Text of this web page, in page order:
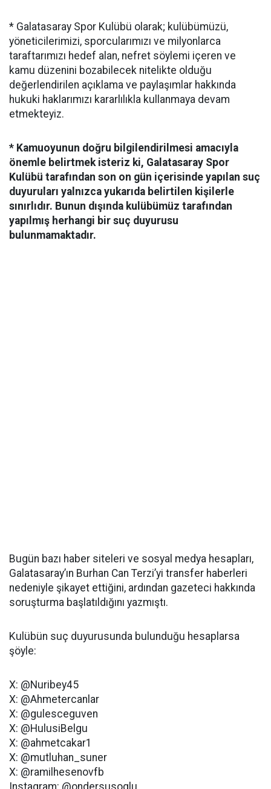
* Galatasaray Spor Kulübü olarak; kulübümüzü,
yöneticilerimizi, sporcularımızı ve milyonlarca
taraftarımızı hedef alan, nefret söylemi içeren ve
kamu düzenini bozabilecek nitelikte olduğu
değerlendirilen açıklama ve paylaşımlar hakkında
hukuki haklarımızı kararlılıkla kullanmaya devam
etmekteyiz.
* Kamuoyunun doğru bilgilendirilmesi amacıyla
önemle belirtmek isteriz ki, Galatasaray Spor
Kulübü tarafından son on gün içerisinde yapılan suç
duyuruları yalnızca yukarıda belirtilen kişilerle
sınırlıdır. Bunun dışında kulübümüz tarafından
yapılmış herhangi bir suç duyurusu
bulunmamaktadır.
Bugün bazı haber siteleri ve sosyal medya hesapları,
Galatasaray’ın Burhan Can Terzi’yi transfer haberleri
nedeniyle şikayet ettiğini, ardından gazeteci hakkında
soruşturma başlatıldığını yazmıştı.
Kulübün suç duyurusunda bulunduğu hesaplarsa
şöyle:
X: @Nuribey45
X: @Ahmetercanlar
X: @gulesceguven
X: @HulusiBelgu
X: @ahmetcakar1
X: @mutluhan_suner
X: @ramilhesenovfb
Instagram: @ondersusoglu